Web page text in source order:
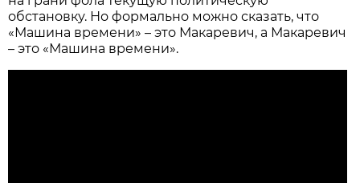
обстановку. Но формально можно сказать, что
«Машина времени» – это Макаревич, а Макаревич
– это «Машина времени».